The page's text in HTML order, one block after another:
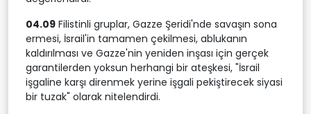
04.09 Filistinli gruplar, Gazze Şeridi'nde savaşın sona
ermesi, İsrail'in tamamen çekilmesi, ablukanın
kaldırılması ve Gazze'nin yeniden inşası için gerçek
garantilerden yoksun herhangi bir ateşkesi, "İsrail
işgaline karşı direnmek yerine işgali pekiştirecek siyasi
bir tuzak" olarak nitelendirdi.